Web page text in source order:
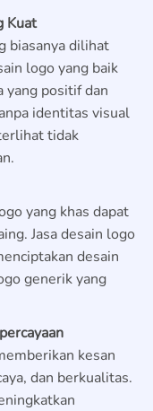
Kuat
biasanya dilihat
logo yang baik
yang positif dan
identitas visual
tidak
yang khas dapat
Jasa desain logo
desain
generik yang
kesan
dan berkualitas.